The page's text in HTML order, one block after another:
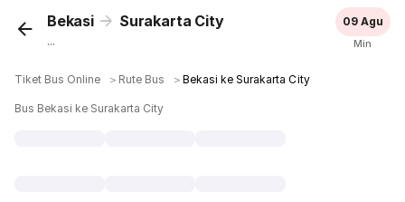
Bekasi Surakarta City
...
09 Agu
Min
Tiket Bus Online ＞ Rute Bus ＞Bekasi ke Surakarta City
Bus Bekasi ke Surakarta City